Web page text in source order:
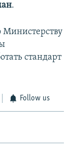
.
Министерству
стандарт
Follow us